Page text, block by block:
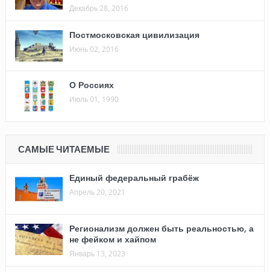
Декабрь 28, 2016
Постмосковская цивилизация
Июнь 02, 2016
О Россиях
Июль 01, 1990
САМЫЕ ЧИТАЕМЫЕ
Единый федеральный грабёж
Апрель 20, 2021
Регионализм должен быть реальностью, а
не фейком и хайпом
Январь 13, 2023